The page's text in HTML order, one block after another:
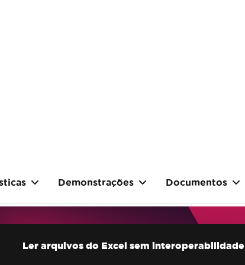
Demonstrações Documentos
Ler arquivos do Excel sem interoperabilidade